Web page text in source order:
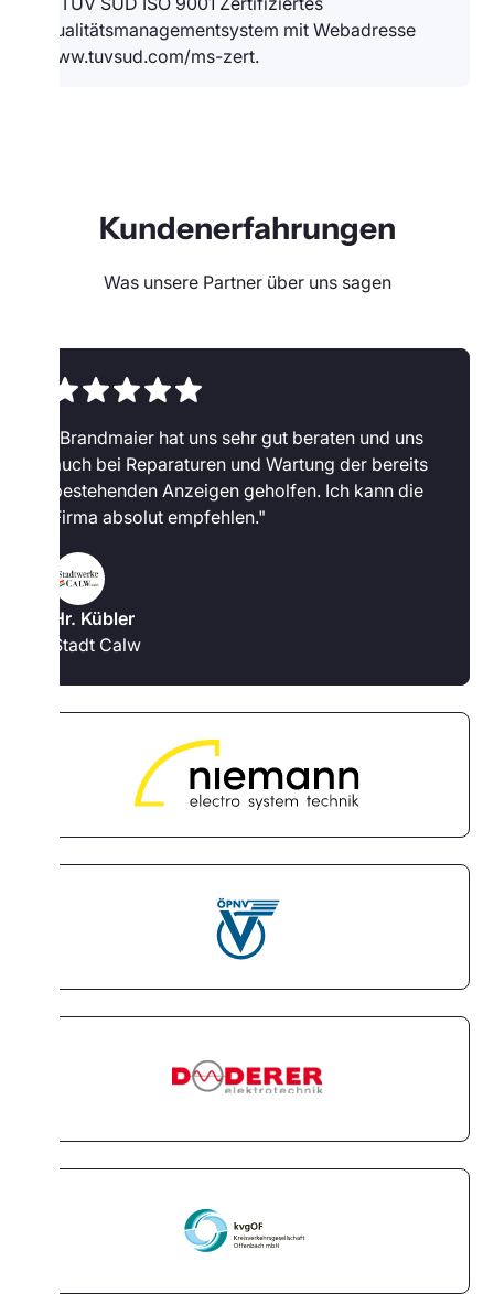
Kundenerfahrungen
Was unsere Partner über uns sagen
"Brandmaier hat uns sehr gut beraten und uns
auch bei Reparaturen und Wartung der bereits
bestehenden Anzeigen geholfen. Ich kann die
Firma absolut empfehlen."
Hr. Kübler
Stadt Calw